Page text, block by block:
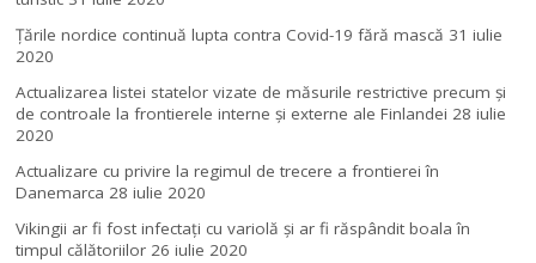
Țările nordice continuă lupta contra Covid-19 fără mască 31 iulie
2020
Actualizarea listei statelor vizate de măsurile restrictive precum și
de controale la frontierele interne și externe ale Finlandei 28 iulie
2020
Actualizare cu privire la regimul de trecere a frontierei în
Danemarca 28 iulie 2020
Vikingii ar fi fost infectaţi cu variolă şi ar fi răspândit boala în
timpul călătoriilor 26 iulie 2020